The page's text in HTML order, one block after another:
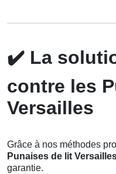
✔️ La
contre les
Versailles
Grâce à nos méthodes
Punaises de lit
garantie.